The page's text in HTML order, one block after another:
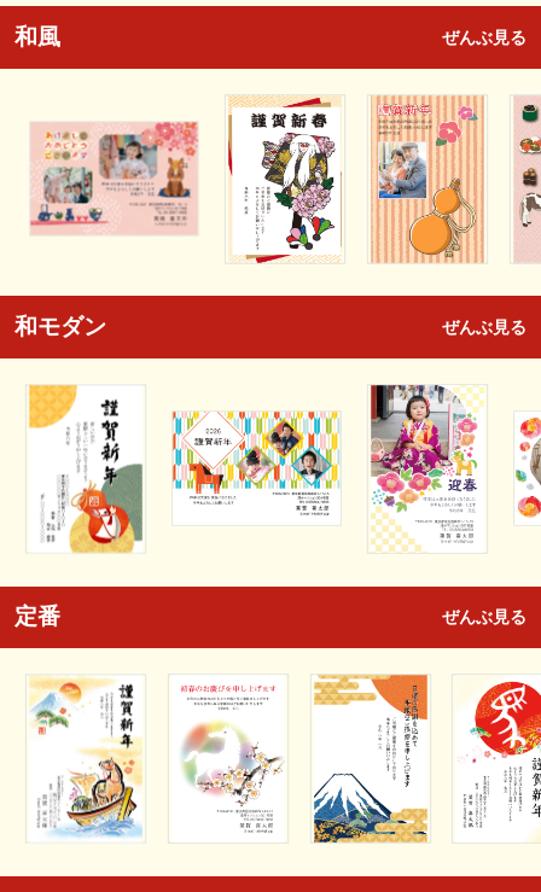
和風 ぜんぶ見る
和モダン ぜんぶ見る
定番 ぜんぶ見る